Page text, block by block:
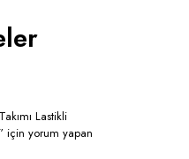
Lastikli
için yorum yapan